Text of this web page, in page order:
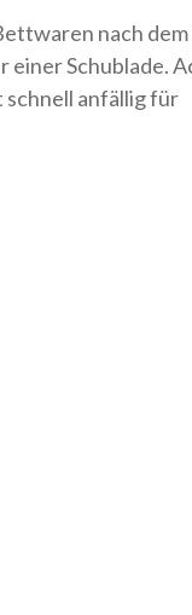
nach dem
Schublade.
schnell anfällig für